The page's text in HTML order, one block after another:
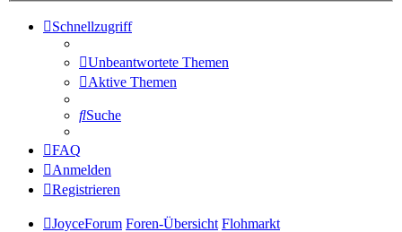
Schnellzugriff
Unbeantwortete Themen
Aktive Themen
Suche
FAQ
Anmelden
Registrieren
JoyceForum Foren-Übersicht Flohmarkt